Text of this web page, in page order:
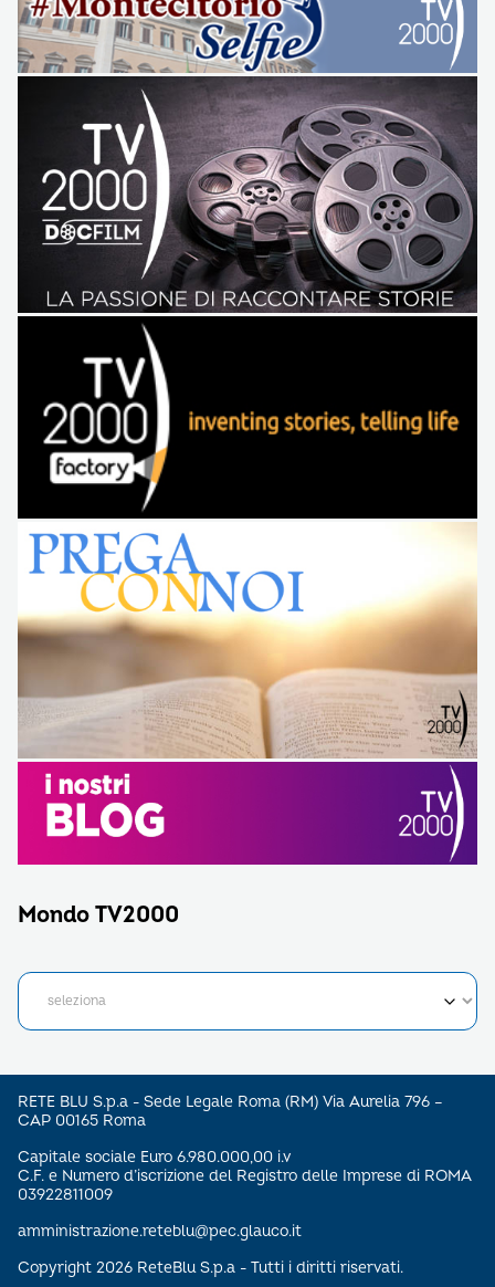
Mondo TV2000
RETE BLU S.p.a - Sede Legale Roma (RM) Via Aurelia 796 –
CAP 00165 Roma
Capitale sociale Euro 6.980.000,00 i.v
C.F. e Numero d’iscrizione del Registro delle Imprese di ROMA
03922811009
amministrazione.reteblu@pec.glauco.it
Copyright 2026 ReteBlu S.p.a - Tutti i diritti riservati.